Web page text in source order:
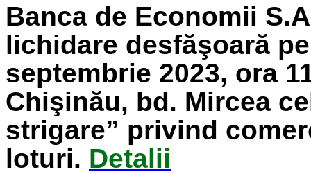
Banca de Economii
lichidare desfăşoară
septembrie 2023, ora
Chişinău, bd. Mircea
strigare” privind
loturi. Detalii